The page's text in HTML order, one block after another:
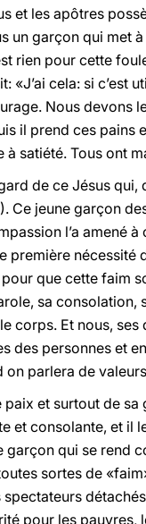
et les apôtres
un garçon qui met
rien pour cette
cela: si c’est
Nous devons
il prend ces pains
satiété. Tous ont
de ce Jésus qui,
Ce jeune garçon
l’a amené à
nécessité
que cette faim
sa consolation,
corps. Et nous,
des personnes et
on parlera de
et surtout de
et consolante, et il
qui se rend
sortes de
pour les pauvres,